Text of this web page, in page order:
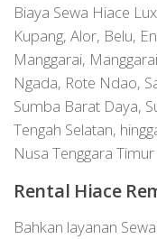
Biaya Sewa Hiace
Kupang, Alor, Belu,
Manggarai,
Ngada, Rote Ndao,
Sumba Barat Daya,
Tengah Selatan,
Nusa Tenggara Timur
Rental Hiace
Bahkan layanan